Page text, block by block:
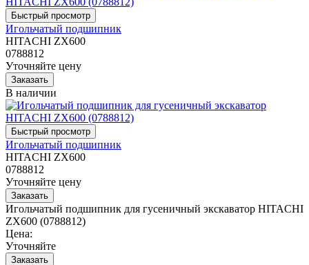
Игольчатый подшипник
HITACHI ZX600
0788812
Уточняйте цену
В наличии
Игольчатый подшипник
HITACHI ZX600
0788812
Уточняйте цену
Игольчатый подшипник для гусеничный экскаватор HITACHI
ZX600 (0788812)
Цена:
Уточняйте